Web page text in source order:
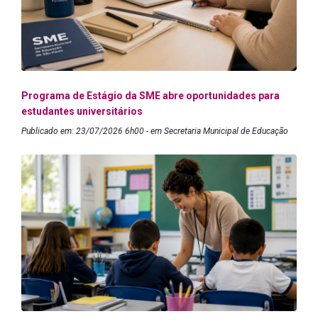
Programa de Estágio da SME abre oportunidades para
estudantes universitários
Publicado em: 23/07/2026 6h00 - em Secretaria Municipal de Educação